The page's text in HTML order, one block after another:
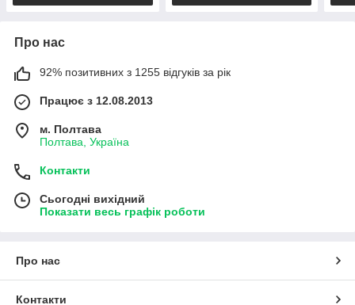
Про нас
92% позитивних з 1255 відгуків за рік
Працює з 12.08.2013
м. Полтава
Полтава, Україна
Контакти
Сьогодні вихідний
Показати весь графік роботи
Про нас
Контакти